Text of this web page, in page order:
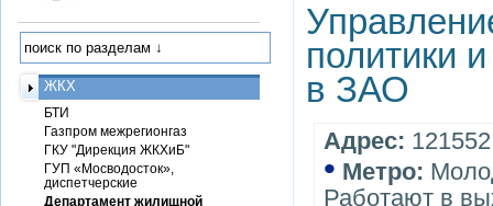
политики
в ЗАО
Адрес:
• Метро:
Работают в
ЖКХ
БТИ
Газпром межрегионгаз
ГКУ "Дирекция ЖКХиБ"
ГУП «Мосводосток»,
диспетчерские
Департамент жилищной